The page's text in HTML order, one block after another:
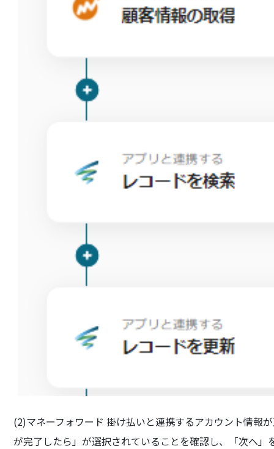
(2)マネーフォワード 掛け払いと連携するアカウント情報
が完了したら」が選択されていることを確認し、「次へ」